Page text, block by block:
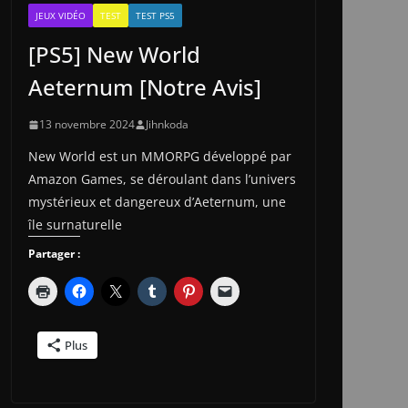
JEUX VIDÉO TEST TEST PS5
[PS5] New World
Aeternum [Notre Avis]
13 novembre 2024 Jihnkoda
New World est un MMORPG développé par
Amazon Games, se déroulant dans l’univers
mystérieux et dangereux d’Aeternum, une
île surnaturelle
Partager :
Plus